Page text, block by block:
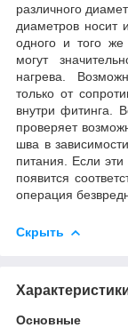
различного
диаметров носит
одного и того же
могут
нагрева.
только от
внутри фитинга.
проверяет
шва в
питания. Если
появится
операция
Скрыть
Основные